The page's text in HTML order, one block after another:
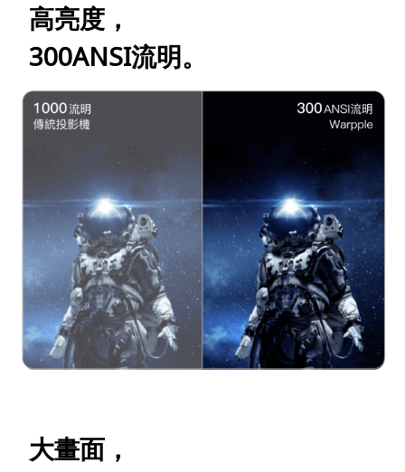
高亮度，
300ANSI流明。
大畫面，